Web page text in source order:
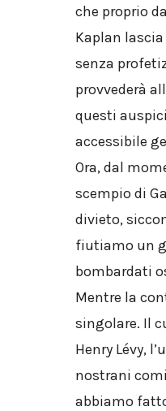
che proprio
Kaplan
senza
provvederà
questi
accessibile
Ora, dal
scempio di
divieto,
fiutiamo un
bombardati
Mentre la
singolare. Il
Henry Lévy,
nostrani
abbiamo